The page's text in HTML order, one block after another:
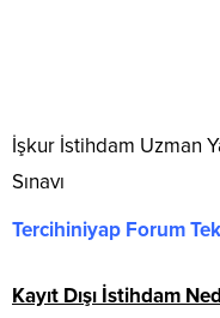
İşkur İstihdam Uzman
Sınavı
Tercihiniyap Forum
Kayıt Dışı İstihdam